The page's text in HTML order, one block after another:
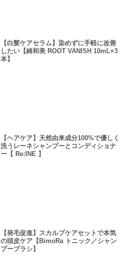
【白髪ケアセラム】染めずに手軽に改善
したい【綺和美 ROOT VANISH 10mL×3
本】
【ヘアケア】天然由来成分100%で優しく
洗うレーネシャンプーとコンディショナ
ー【 Re:INE 】
【発毛促進】スカルプケアセットで本気
の頭皮ケア【BimoRa トニック／シャン
プーブラシ】